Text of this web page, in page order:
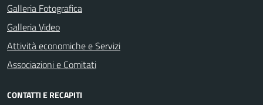
Galleria Fotografica
Galleria Video
Attività economiche e Servizi
Associazioni e Comitati
CONTATTI E RECAPITI